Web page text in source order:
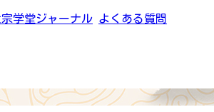
学堂ジャーナル よくある質問